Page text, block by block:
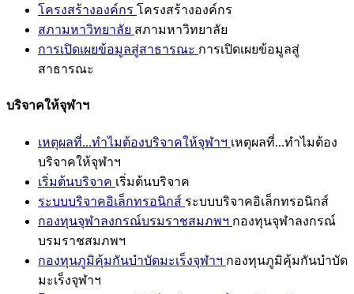
โครงสร้างองค์กร โครงสร้างองค์กร
สภามหาวิทยาลัย สภามหาวิทยาลัย
การเปิดเผยข้อมูลสู่สาธารณะ การเปิดเผยข้อมูลสู่
สาธารณะ
บริจาคให้จุฬาฯ
เหตุผลที่...ทำไมต้องบริจาคให้จุฬาฯ เหตุผลที่...ทำไมต้อง
บริจาคให้จุฬาฯ
เริ่มต้นบริจาค เริ่มต้นบริจาค
ระบบบริจาคอิเล็กทรอนิกส์ ระบบบริจาคอิเล็กทรอนิกส์
กองทุนจุฬาลงกรณ์บรมราชสมภพฯ กองทุนจุฬาลงกรณ์
บรมราชสมภพฯ
กองทุนภูมิคุ้มกันบำบัดมะเร็งจุฬาฯ กองทุนภูมิคุ้มกันบำบัด
มะเร็งจุฬาฯ